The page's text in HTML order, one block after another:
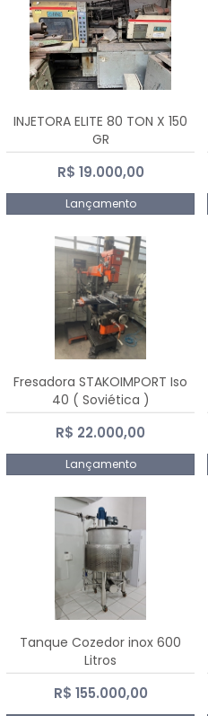
INJETORA ELITE 80 TON X 150
GR
R$ 19.000,00
Lançamento
Fresadora STAKOIMPORT Iso
40 ( Soviética )
R$ 22.000,00
Lançamento
Tanque Cozedor inox 600
Litros
R$ 155.000,00